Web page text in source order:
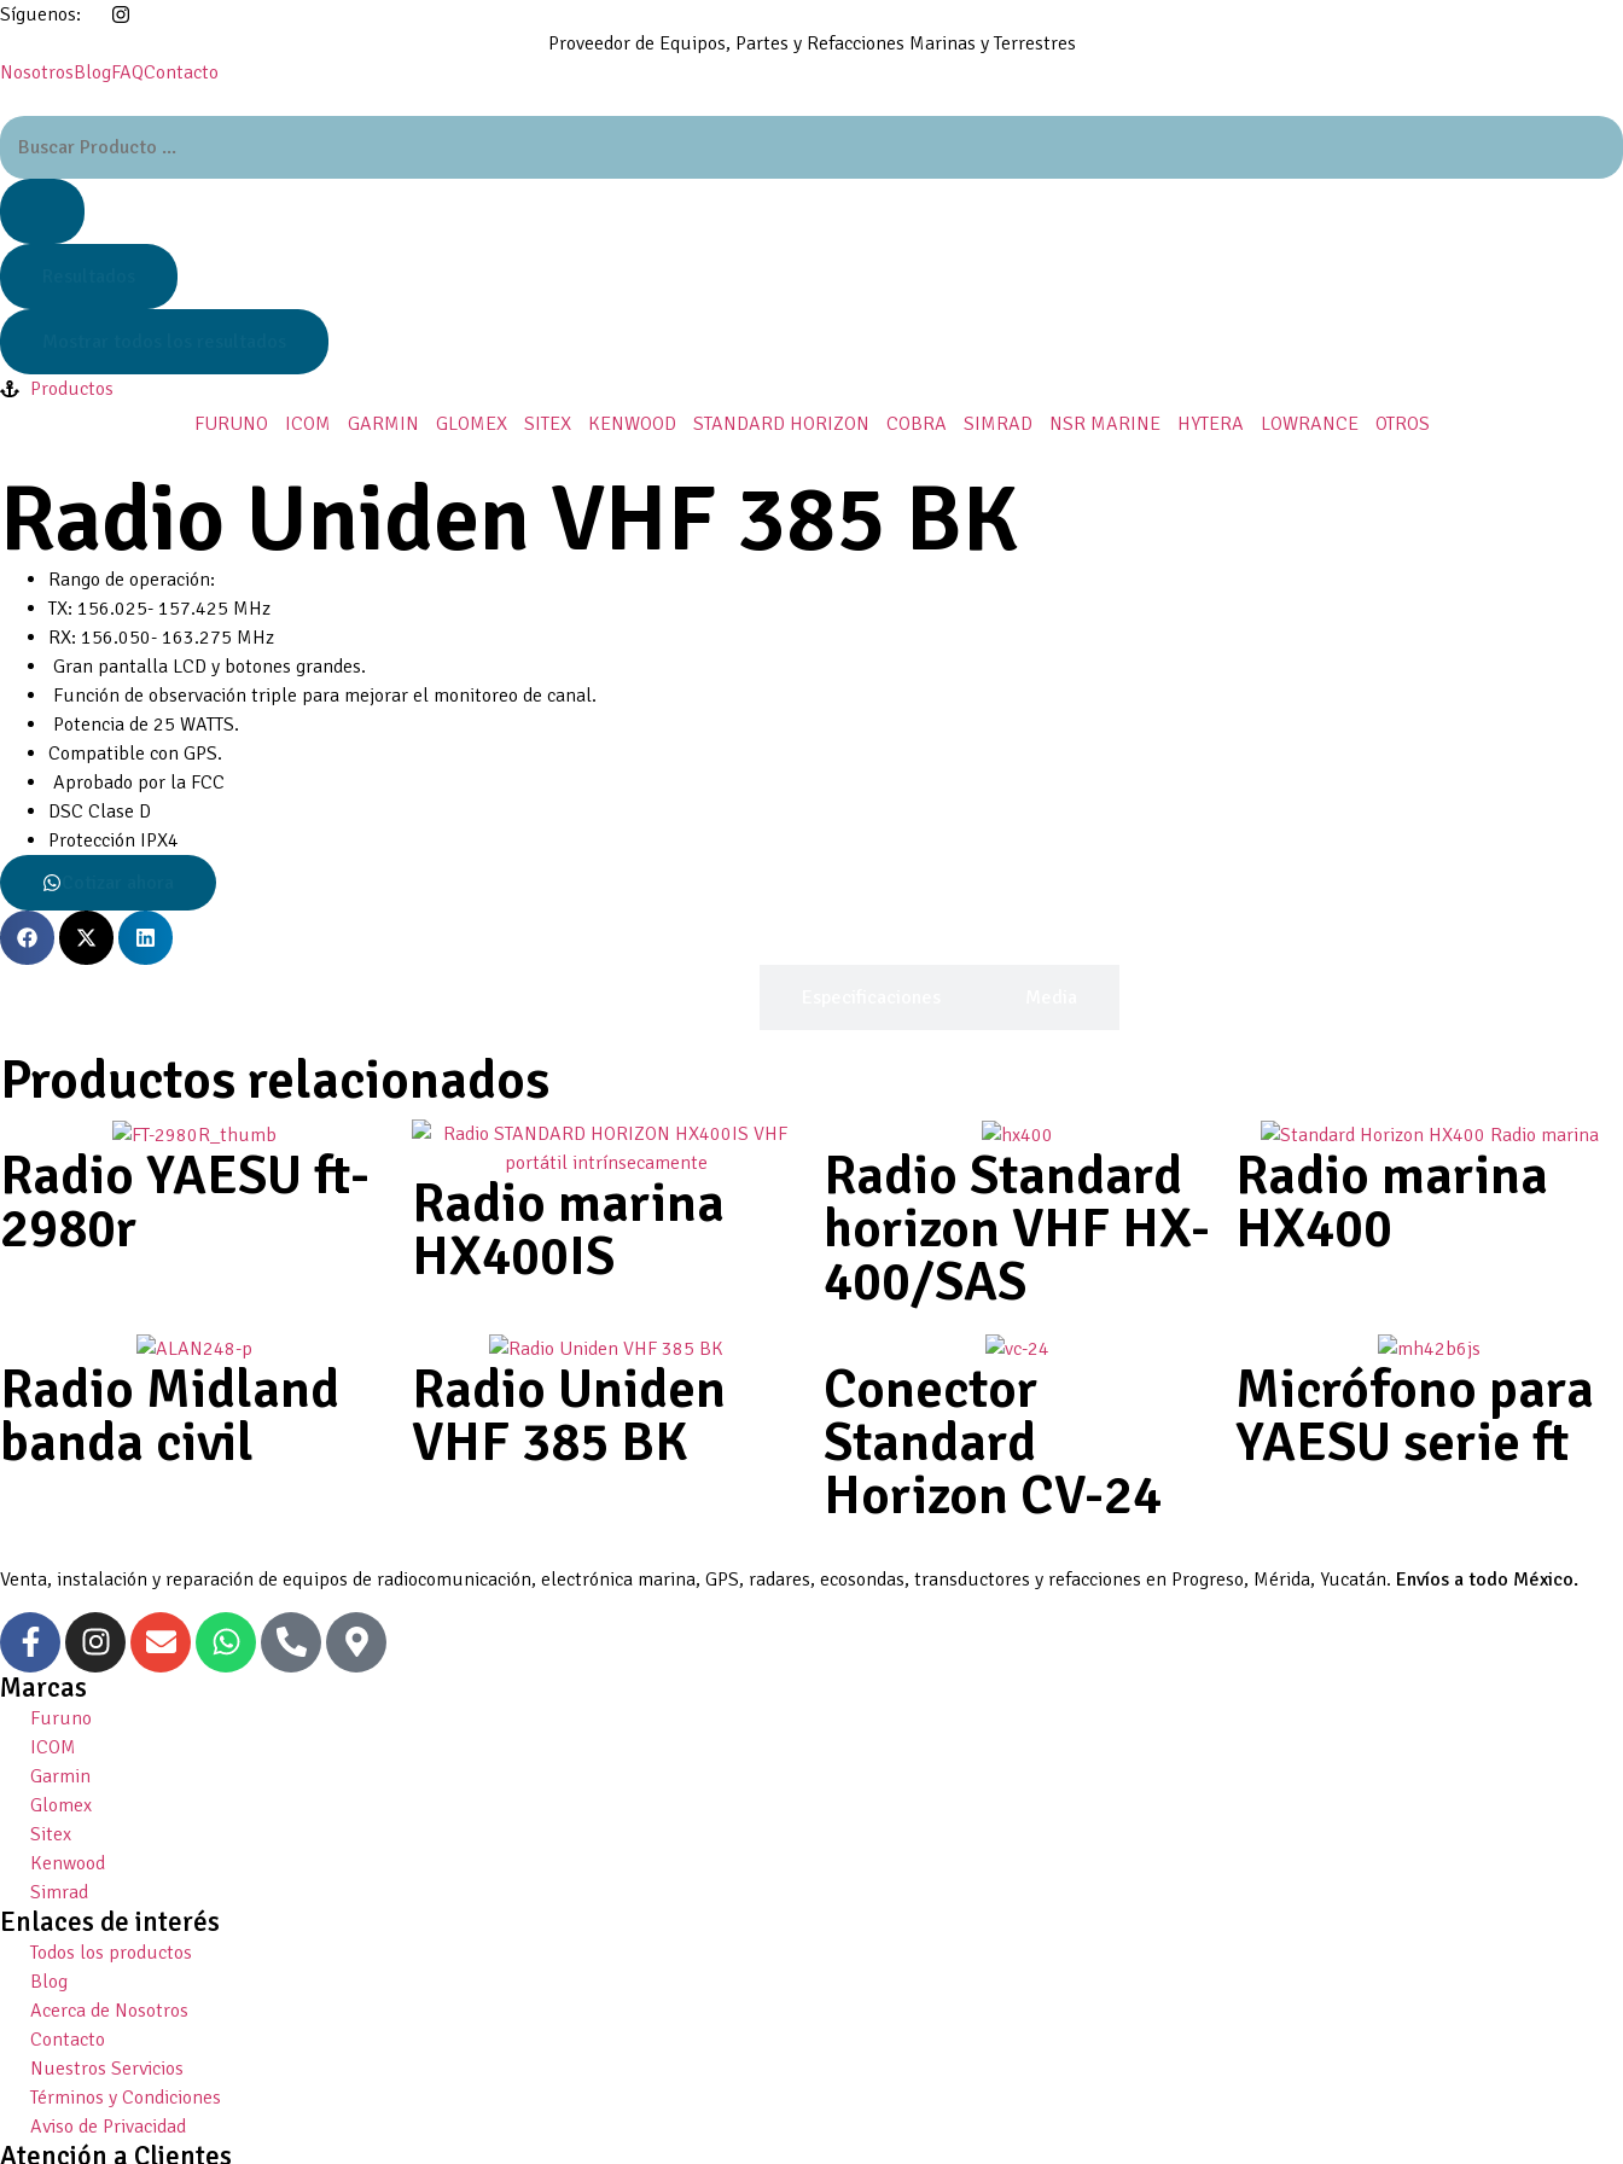
Síguenos:
Proveedor de Equipos, Partes y Refacciones Marinas y Terrestres
NosotrosBlogFAQContacto
Productos
FURUNO
ICOM GARMIN GLOMEX SITEX KENWOOD STANDARD HORIZON COBRA SIMRAD NSR MARINE HYTERA LOWRANCE OTROS
Radio Uniden VHF 385 BK
Rango de operación:
TX: 156.025- 157.425 MHz
RX: 156.050- 163.275 MHz
Gran pantalla LCD y botones grandes.
Función de observación triple para mejorar el monitoreo de canal.
Potencia de 25 WATTS.
Compatible con GPS.
Aprobado por la FCC
DSC Clase D
Protección IPX4
Productos relacionados
Radio YAESU ft-
2980r
Radio marina
HX400IS
Radio Standard
horizon VHF HX-
400/SAS
Radio marina
HX400
Radio Midland
banda civil
Radio Uniden
VHF 385 BK
Conector
Standard
Horizon CV-24
Micrófono para
YAESU serie ft
Venta, instalación y reparación de equipos de radiocomunicación, electrónica marina, GPS, radares, ecosondas, transductores y refacciones en Progreso, Mérida, Yucatán. Envíos a todo México.
Marcas
Furuno
ICOM
Garmin
Glomex
Sitex
Kenwood
Simrad
Enlaces de interés
Todos los productos
Blog
Acerca de Nosotros
Contacto
Nuestros Servicios
Términos y Condiciones
Aviso de Privacidad
Atención a Clientes